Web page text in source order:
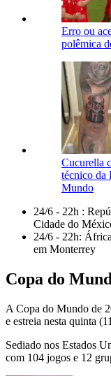
Erro ou
polêmica
Cucurella
técnico da
Mundo
24/6 - 22h :
Cidade do
24/6 - 22h:
em Monterrey
Copa do
A Copa do Mundo de
e estreia nesta quinta
Sediado nos Estados
com 104 jogos e 12